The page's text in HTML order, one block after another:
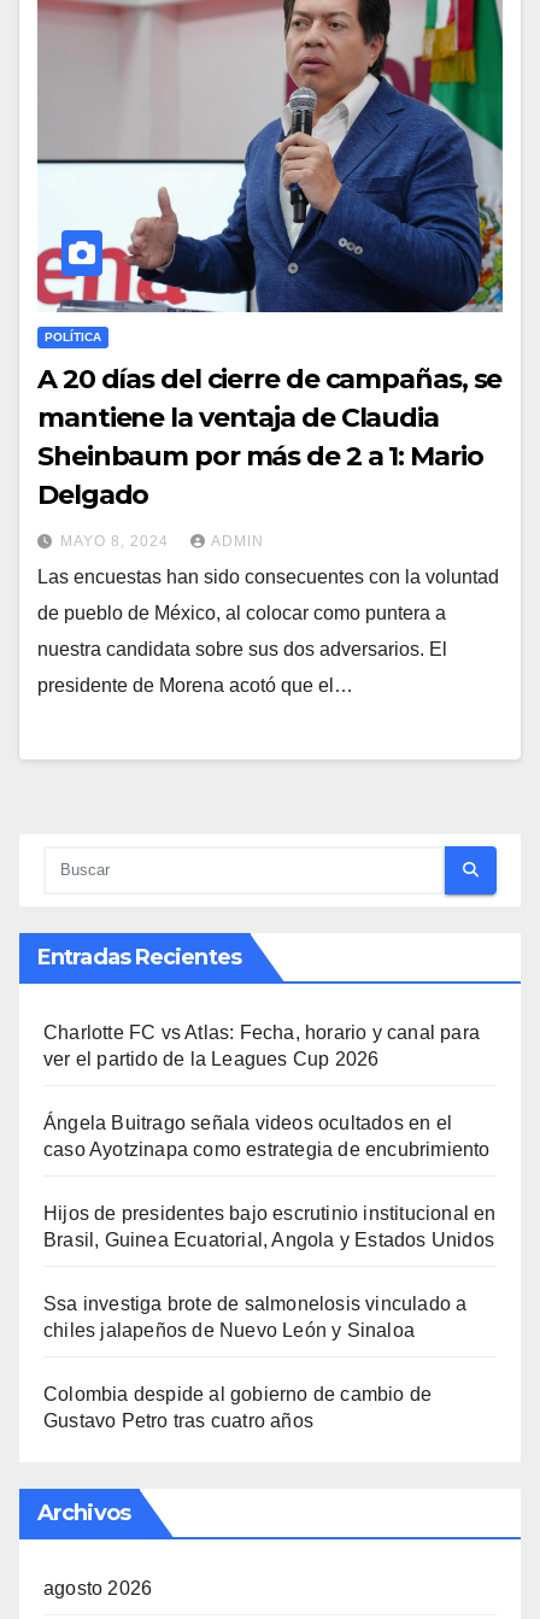
POLÍTICA
A 20 días del cierre de campañas, se
mantiene la ventaja de Claudia
Sheinbaum por más de 2 a 1: Mario
Delgado
MAYO 8, 2024 ADMIN
Las encuestas han sido consecuentes con la voluntad
de pueblo de México, al colocar como puntera a
nuestra candidata sobre sus dos adversarios. El
presidente de Morena acotó que el…
Entradas Recientes
Charlotte FC vs Atlas: Fecha, horario y canal para
ver el partido de la Leagues Cup 2026
Ángela Buitrago señala videos ocultados en el
caso Ayotzinapa como estrategia de encubrimiento
Hijos de presidentes bajo escrutinio institucional en
Brasil, Guinea Ecuatorial, Angola y Estados Unidos
Ssa investiga brote de salmonelosis vinculado a
chiles jalapeños de Nuevo León y Sinaloa
Colombia despide al gobierno de cambio de
Gustavo Petro tras cuatro años
Archivos
agosto 2026